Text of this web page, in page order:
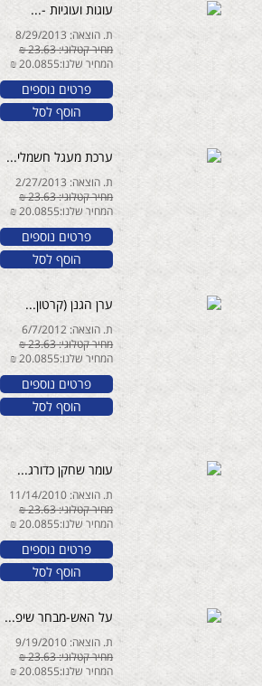
עוגות ועוגיות -...
ת. הוצאה: 8/29/2013
מחיר קטלוגי: 23.63 ₪
המחיר שלנו:20.0855 ₪
פרטים נוספים
הוסף לסל
ערכת מעגל חשמלי...
ת. הוצאה: 2/27/2013
מחיר קטלוגי: 23.63 ₪
המחיר שלנו:20.0855 ₪
פרטים נוספים
הוסף לסל
ערן הגנן (קרטון...
ת. הוצאה: 6/7/2012
מחיר קטלוגי: 23.63 ₪
המחיר שלנו:20.0855 ₪
פרטים נוספים
הוסף לסל
עומר שחקן כדורג...
ת. הוצאה: 11/14/2010
מחיר קטלוגי: 23.63 ₪
המחיר שלנו:20.0855 ₪
פרטים נוספים
הוסף לסל
על האש-מבחר שיפ...
ת. הוצאה: 9/19/2010
מחיר קטלוגי: 23.63 ₪
המחיר שלנו:20.0855 ₪